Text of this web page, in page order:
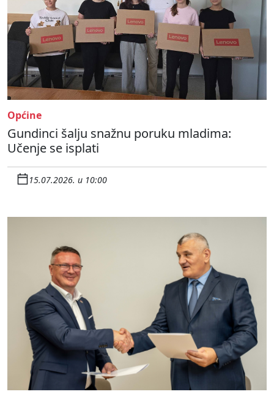
Općine
Gundinci šalju snažnu poruku mladima:
Učenje se isplati
15.07.2026. u 10:00